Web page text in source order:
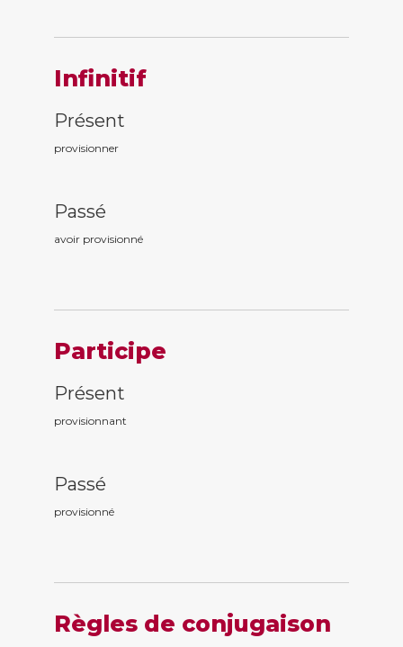
Infinitif
Présent
provisionner
Passé
avoir provisionné
Participe
Présent
provisionnant
Passé
provisionné
Règles de conjugaison